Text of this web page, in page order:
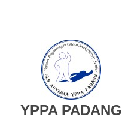
YPPA PADANG